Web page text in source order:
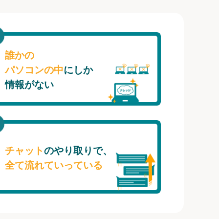
誰かの
パソコンの中にしか
情報がない
チャットのやり取りで、
全て流れていっている